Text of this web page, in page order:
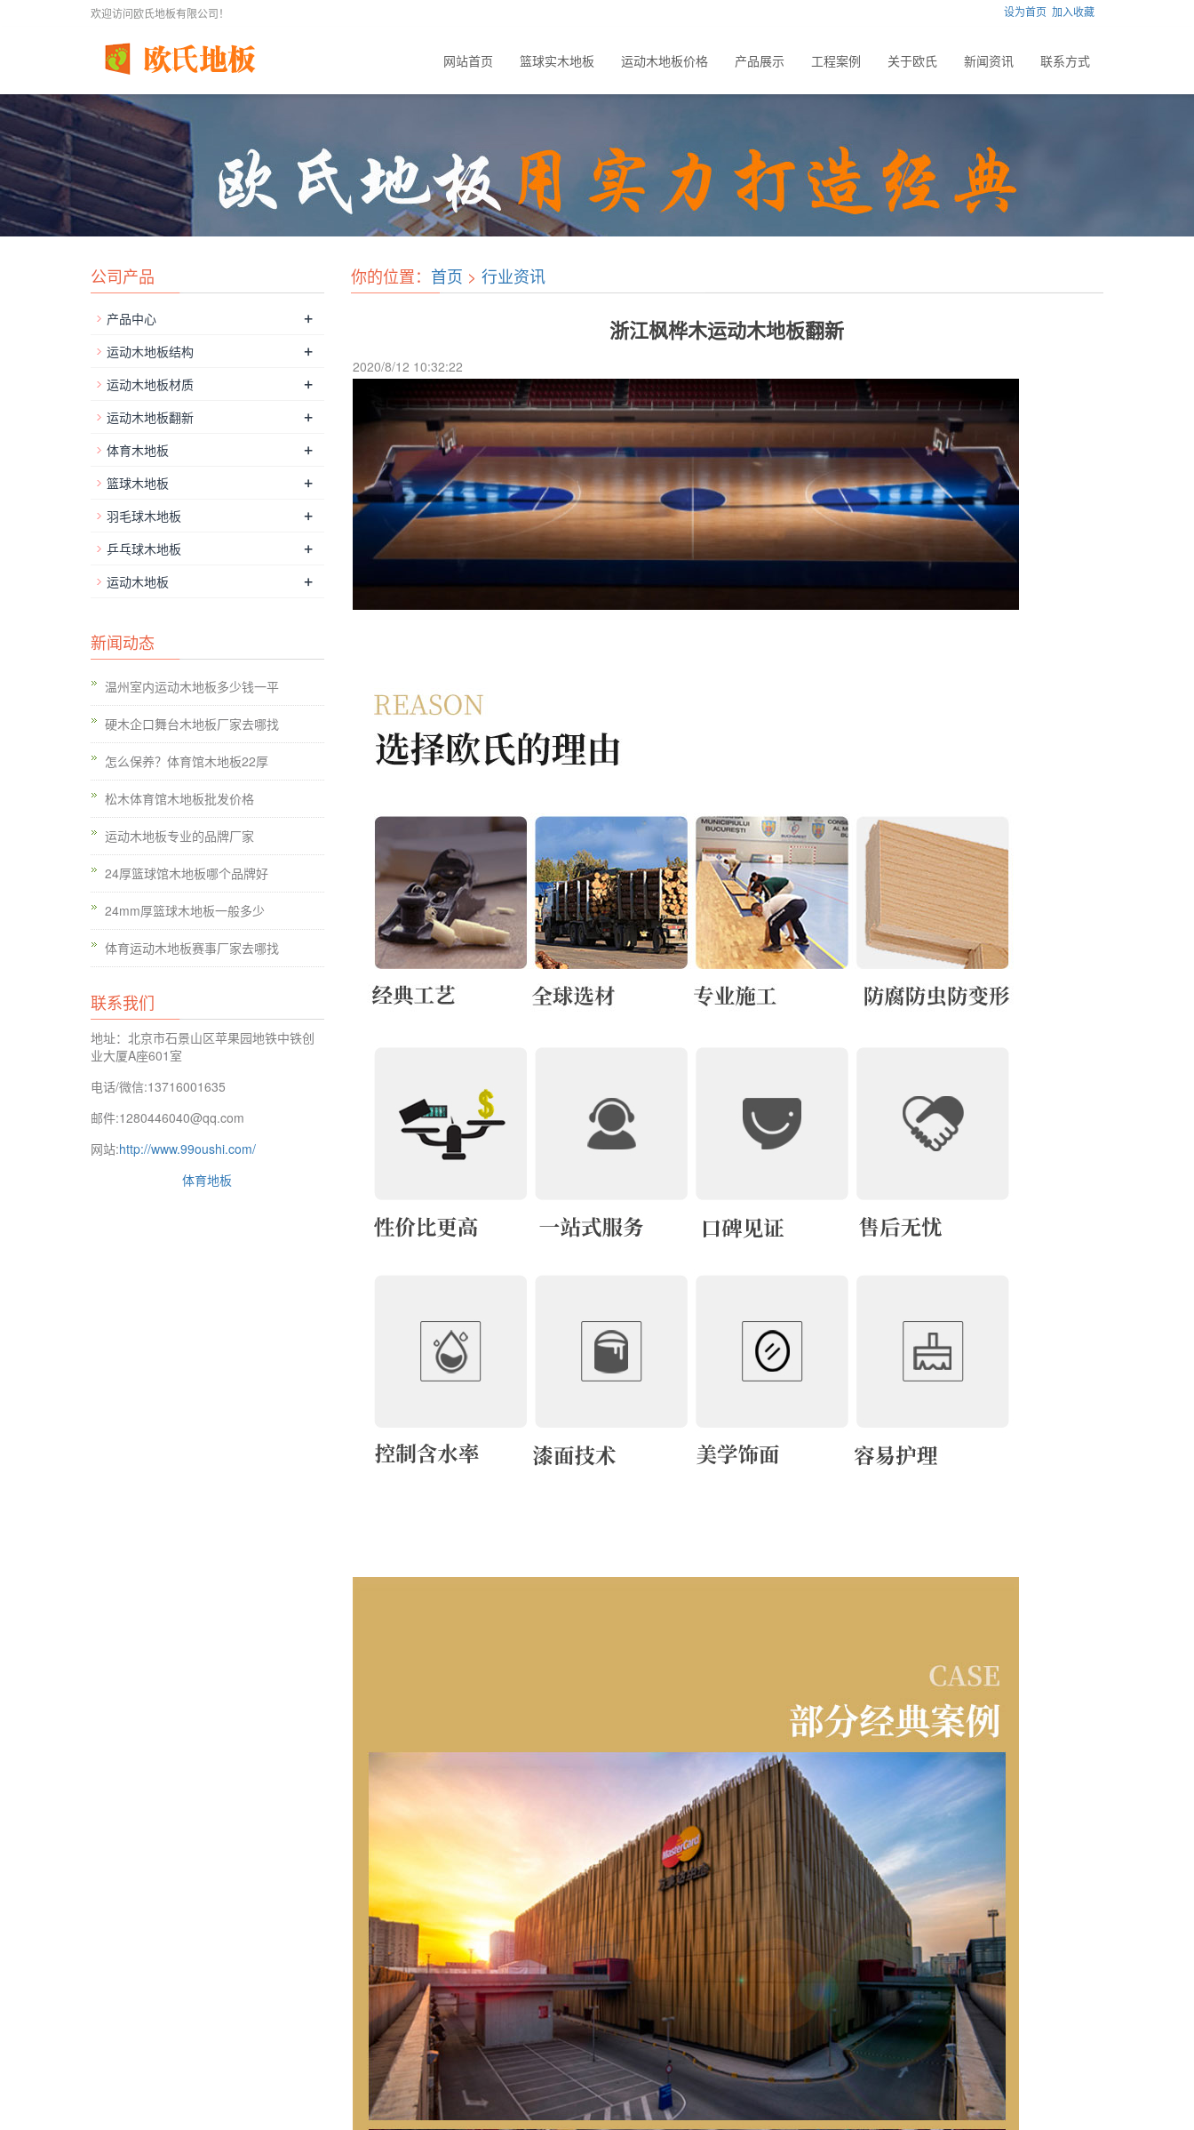
欢迎访问欧氏地板有限公司！ 设为首页 加入收藏
网站首页 篮球实木地板 运动木地板价格 产品展示 工程案例 关于欧氏 新闻资讯 联系方式
你的位置： 首页 > 行业资讯
浙江枫桦木运动木地板翻新
2020/8/12 10:32:22
公司产品
产品中心 +
运动木地板结构 +
运动木地板材质 +
运动木地板翻新 +
体育木地板 +
篮球木地板 +
羽毛球木地板 +
乒乓球木地板 +
运动木地板 +
新闻动态
温州室内运动木地板多少钱一平
硬木企口舞台木地板厂家去哪找
怎么保养？体育馆木地板22厚
松木体育馆木地板批发价格
运动木地板专业的品牌厂家
24厚篮球馆木地板哪个品牌好
24mm厚篮球木地板一般多少
体育运动木地板赛事厂家去哪找
联系我们
地址：北京市石景山区苹果园地铁中铁创
业大厦A座601室
电话/微信:13716001635
邮件:1280446040@qq.com
网站:http://www.99oushi.com/
体育地板